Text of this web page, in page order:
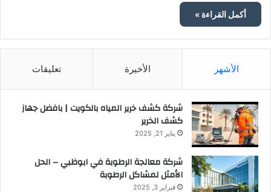
أكمل القراءة »
الأشهر الأخيرة تعليقات
شركة كشف خرير المياه بالكويت | بافضل جهاز
كشف الخرير
يناير 21, 2025
شركة معالجة الرطوبة في ابوظبي – الحل
الأمثل لمشاكل الرطوبة
فبراير 3, 2025